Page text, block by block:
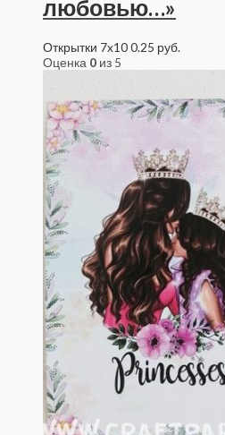
любовью…»
Открытки 7x100.25 руб.
Оценка 0 из 5